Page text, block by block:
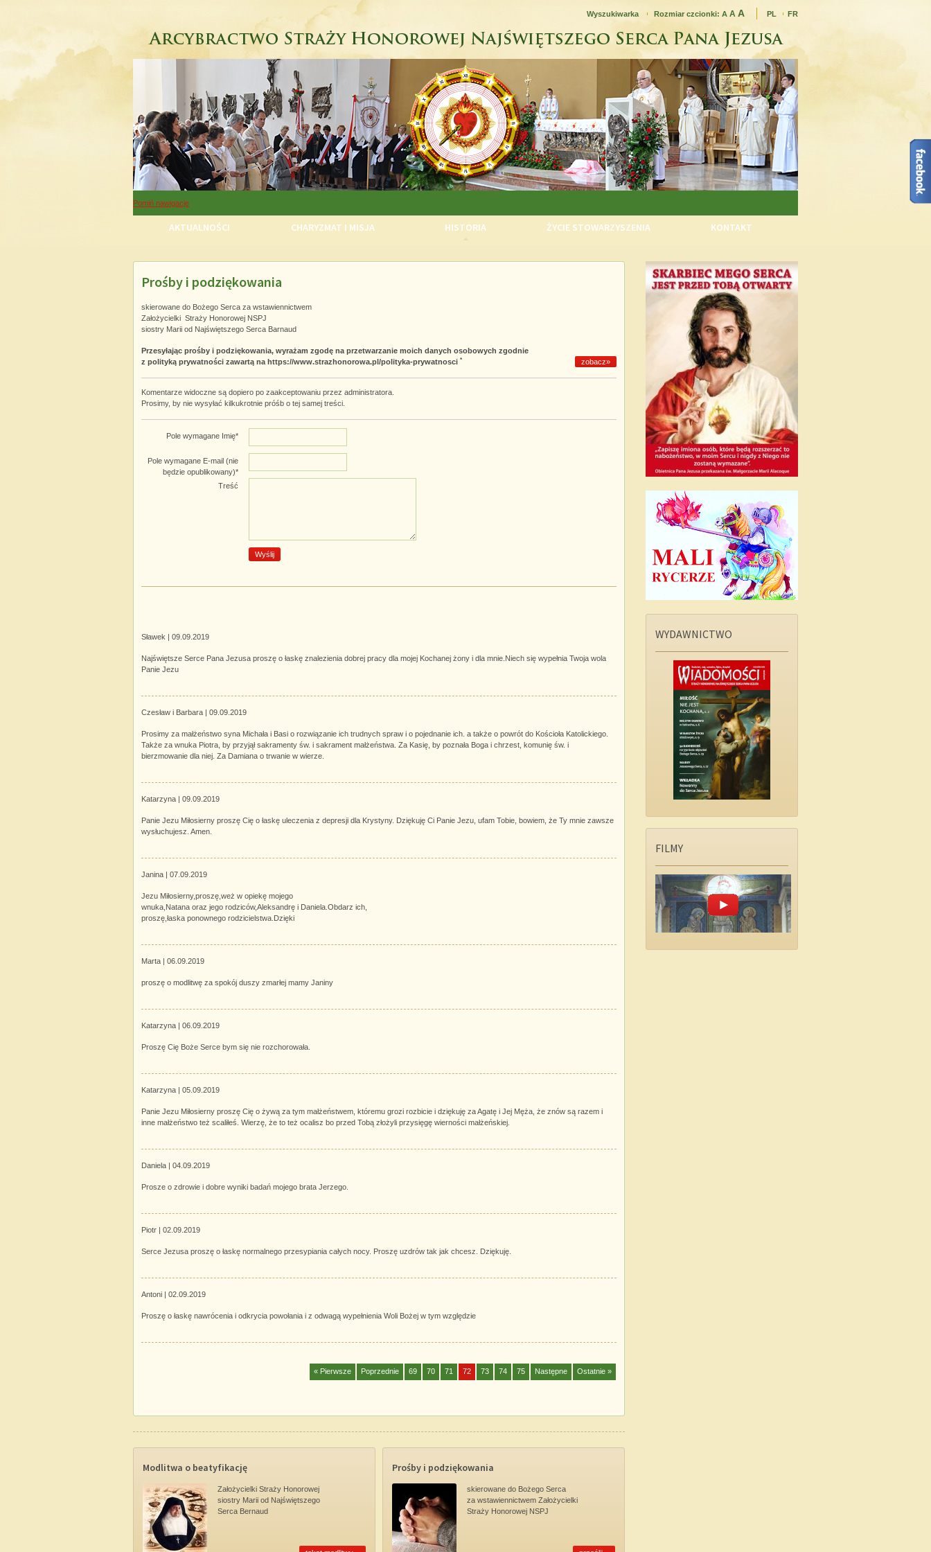
Wyszukiwarka Rozmiar czcionki: A A A PL FR
Pomiń nawigacje
AKTUALNOŚCI CHARYZMAT I MISJA HISTORIA ŻYCIE STOWARZYSZENIA KONTAKT
Pomiń nawigacje
Prośby i podziękowania
skierowane do Bożego Serca za wstawiennictwem
Założycielki Straży Honorowej NSPJ
siostry Marii od Najświętszego Serca Barnaud
Przesyłając prośby i podziękowania, wyrażam zgodę na przetwarzanie moich danych osobowych zgodnie
z polityką prywatności zawartą na https://www.strazhonorowa.pl/polityka-prywatnosci * zobacz»
Komentarze widoczne są dopiero po zaakceptowaniu przez administratora.
Prosimy, by nie wysyłać kilkukrotnie próśb o tej samej treści.
Pole wymagane Imię*
Pole wymagane E-mail (nie
będzie opublikowany)*
Treść
Sławek | 09.09.2019
Najświętsze Serce Pana Jezusa proszę o łaskę znalezienia dobrej pracy dla mojej Kochanej żony i dla mnie.Niech się wypełnia Twoja wola
Panie Jezu
Czesław i Barbara | 09.09.2019
Prosimy za małżeństwo syna Michała i Basi o rozwiązanie ich trudnych spraw i o pojednanie ich. a także o powrót do Kościoła Katolickiego.
Także za wnuka Piotra, by przyjął sakramenty św. i sakrament małżeństwa. Za Kasię, by poznała Boga i chrzest, komunię św. i
bierzmowanie dla niej. Za Damiana o trwanie w wierze.
Katarzyna | 09.09.2019
Panie Jezu Miłosierny proszę Cię o łaskę uleczenia z depresji dla Krystyny. Dziękuję Ci Panie Jezu, ufam Tobie, bowiem, że Ty mnie zawsze
wysłuchujesz. Amen.
Janina | 07.09.2019
Jezu Miłosierny,proszę,weż w opiekę mojego
wnuka,Natana oraz jego rodziców,Aleksandrę i Daniela.Obdarz ich,
proszę,łaska ponownego rodzicielstwa.Dzięki
Marta | 06.09.2019
proszę o modlitwę za spokój duszy zmarłej mamy Janiny
Katarzyna | 06.09.2019
Proszę Cię Boże Serce bym się nie rozchorowała.
Katarzyna | 05.09.2019
Panie Jezu Miłosierny proszę Cię o żywą za tym małżeństwem, któremu grozi rozbicie i dziękuję za Agatę i Jej Męża, że znów są razem i
inne małżeństwo też scaliłeś. Wierzę, że to też ocalisz bo przed Tobą złożyli przysięgę wierności małżeńskiej.
Daniela | 04.09.2019
Prosze o zdrowie i dobre wyniki badań mojego brata Jerzego.
Piotr | 02.09.2019
Serce Jezusa proszę o łaskę normalnego przesypiania całych nocy. Proszę uzdrów tak jak chcesz. Dziękuję.
Antoni | 02.09.2019
Proszę o łaskę nawrócenia i odkrycia powołania i z odwagą wypełnienia Woli Bożej w tym względzie
« Pierwsze Poprzednie 69 70 71 72 73 74 75 Następne Ostatnie »
Modlitwa o beatyfikację
Założycielki Straży Honorowej
siostry Marii od Najświętszego
Serca Bernaud
Prośby i podziękowania
skierowane do Bożego Serca
za wstawiennictwem Założycielki
Straży Honorowej NSPJ
WYDAWNICTWO
FILMY